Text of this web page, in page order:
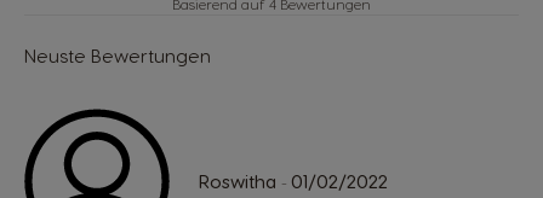
Basierend auf 4 Bewertungen
Neuste Bewertungen
Roswitha - 01/02/2022